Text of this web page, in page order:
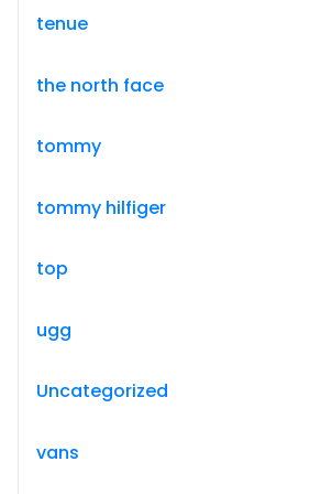
tenue
the north face
tommy
tommy hilfiger
top
ugg
Uncategorized
vans